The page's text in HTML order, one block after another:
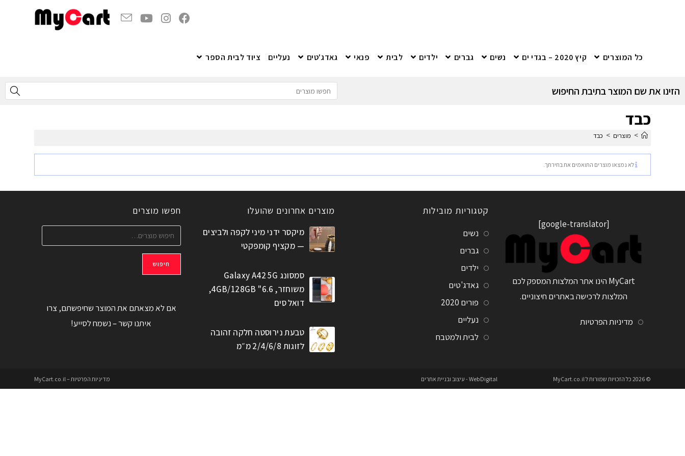
כל המוצרים קיץ 2020 – בגדי ים נשים גברים ילדים לבית פנאי גאדג'טים נעליים ציוד לבית הספר
הזינו את שם המוצר בתיבת החיפוש
כבד
> מוצרים > כבד
לא נמצאו מוצרים התואמים את בחירתך.
[google-translator]
MyCart הינו אתר המלצות המספק לכם
המלצות לרכישה באתרים חיצוניים.
מדיניות הפרטיות
קטגוריות מובילות
נשים
גברים
ילדים
גאדג'טים
פורים 2020
נעליים
לבית ולמטבח
מוצרים אחרונים שהועלו
מיקסר ידני מיני לקפה ולביצים
— מקציף קומפקטי
סמסונג Galaxy A42 5G
משוחזר, 6.6" 4GB/128GB,
דואל סים
טבעת נירוסטה חלקה זהובה
לזוגות 2/4/6/8 מ״מ
חפשו מוצרים
חיפוש
אם לא מצאתם את המוצר שחיפשתם, צרו
איתנו קשר – נשמח לסייע!
מדיניות הפרטיות – MyCart.co.il © 2026 כל הזכויות שמורות ל MyCart.co.il
WebDigital- עיצוב ובניית אתרים